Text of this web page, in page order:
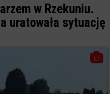
w Rzekuniu.
uratowała sytuację